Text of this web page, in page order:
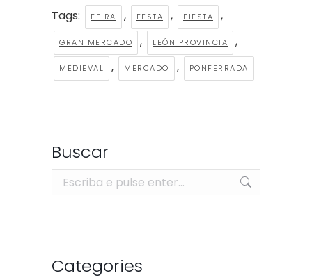
Tags: FEIRA , FESTA , FIESTA ,
GRAN MERCADO , LEÓN PROVINCIA ,
MEDIEVAL , MERCADO , PONFERRADA
Buscar
Search:
Categories